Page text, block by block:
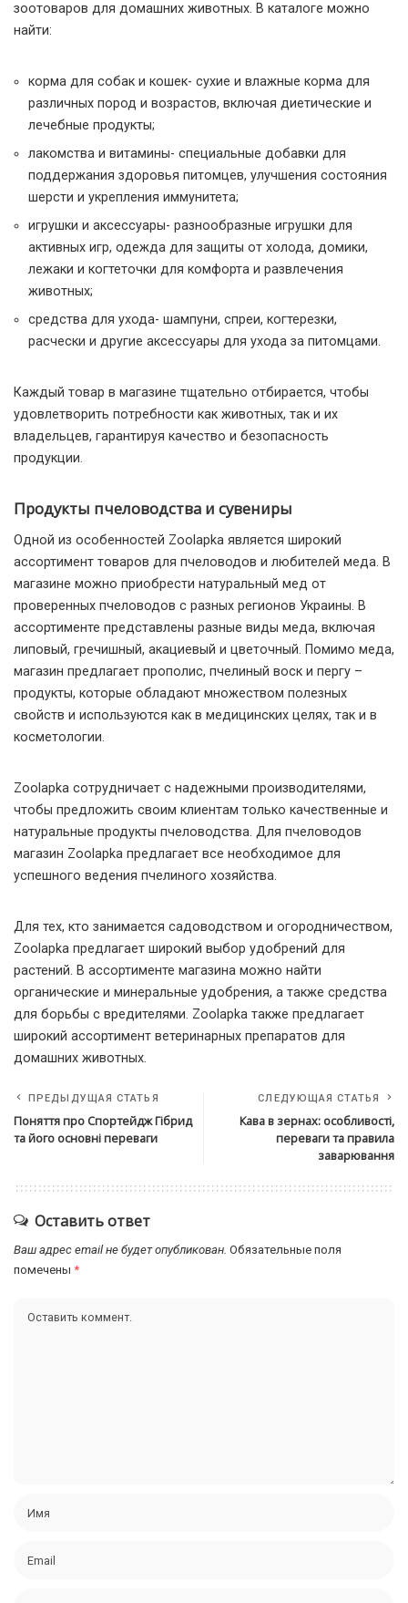
зоотоваров для домашних животных. В каталоге можно
найти:
корма для собак и кошек- сухие и влажные корма для
различных пород и возрастов, включая диетические и
лечебные продукты;
лакомства и витамины- специальные добавки для
поддержания здоровья питомцев, улучшения состояния
шерсти и укрепления иммунитета;
игрушки и аксессуары- разнообразные игрушки для
активных игр, одежда для защиты от холода, домики,
лежаки и когтеточки для комфорта и развлечения
животных;
средства для ухода- шампуни, спреи, когтерезки,
расчески и другие аксессуары для ухода за питомцами.
Каждый товар в магазине тщательно отбирается, чтобы
удовлетворить потребности как животных, так и их
владельцев, гарантируя качество и безопасность
продукции.
Продукты пчеловодства и сувениры
Одной из особенностей Zoolapka является широкий
ассортимент товаров для пчеловодов и любителей меда. В
магазине можно приобрести натуральный мед от
проверенных пчеловодов с разных регионов Украины. В
ассортименте представлены разные виды меда, включая
липовый, гречишный, акациевый и цветочный. Помимо меда,
магазин предлагает прополис, пчелиный воск и пергу –
продукты, которые обладают множеством полезных
свойств и используются как в медицинских целях, так и в
косметологии.
Zoolapka сотрудничает с надежными производителями,
чтобы предложить своим клиентам только качественные и
натуральные продукты пчеловодства. Для пчеловодов
магазин Zoolapka предлагает все необходимое для
успешного ведения пчелиного хозяйства.
Для тех, кто занимается садоводством и огородничеством,
Zoolapka предлагает широкий выбор удобрений для
растений. В ассортименте магазина можно найти
органические и минеральные удобрения, а также средства
для борьбы с вредителями. Zoolapka также предлагает
широкий ассортимент ветеринарных препаратов для
домашних животных.
ПРЕДЫДУЩАЯ СТАТЬЯ
Поняття про Спортейдж Гібрид
та його основні переваги
СЛЕДУЮЩАЯ СТАТЬЯ
Кава в зернах: особливості,
переваги та правила
заварювання
Оставить ответ
Ваш адрес email не будет опубликован. Обязательные поля
помечены *